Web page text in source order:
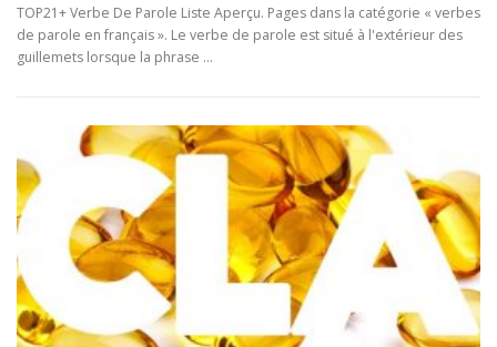
TOP21+ Verbe De Parole Liste Aperçu. Pages dans la catégorie « verbes
de parole en français ». Le verbe de parole est situé à l'extérieur des
guillemets lorsque la phrase …